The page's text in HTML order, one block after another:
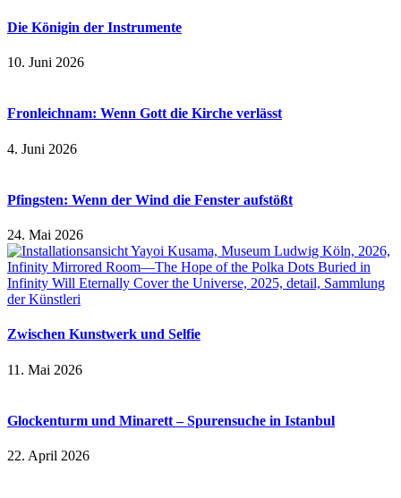
Die Königin der Instrumente
10. Juni 2026
Fronleichnam: Wenn Gott die Kirche verlässt
4. Juni 2026
Pfingsten: Wenn der Wind die Fenster aufstößt
24. Mai 2026
Zwischen Kunstwerk und Selfie
11. Mai 2026
Glockenturm und Minarett – Spurensuche in Istanbul
22. April 2026